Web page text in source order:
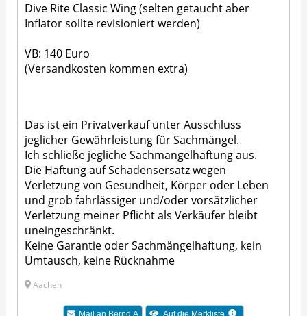
Dive Rite Classic Wing (selten getaucht aber
Inflator sollte revisioniert werden)
VB: 140 Euro
(Versandkosten kommen extra)
Das ist ein Privatverkauf unter Ausschluss
jeglicher Gewährleistung für Sachmängel.
Ich schließe jegliche Sachmangelhaftung aus.
Die Haftung auf Schadensersatz wegen
Verletzung von Gesundheit, Körper oder Leben
und grob fahrlässiger und/oder vorsätzlicher
Verletzung meiner Pflicht als Verkäufer bleibt
uneingeschränkt.
Keine Garantie oder Sachmängelhaftung, kein
Umtausch, keine Rücknahme
Aachen